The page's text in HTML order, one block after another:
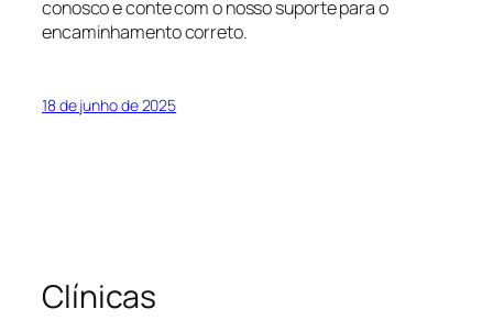
conosco e conte com o nosso suporte para o
encaminhamento correto.
18 de junho de 2025
Clínicas